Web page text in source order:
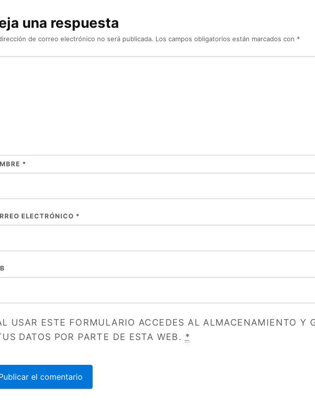
una respuesta
de correo electrónico no será publicada. Los campos obligatorios están marcados con *
*
ELECTRÓNICO *
USAR ESTE FORMULARIO ACCEDES AL ALMACENAMIENTO Y
DATOS POR PARTE DE ESTA WEB. *